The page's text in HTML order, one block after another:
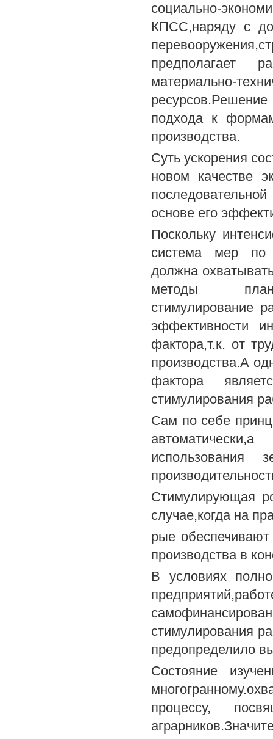
социально-
КПСС,наряду с
предполагает
материально-
ресурсов.Решение
подхода к
производства.
Суть ускорения
новом качестве
основе его
Поскольку
система мер по
должна
методы
стимулирование
эффективности
фактора,т.к. от
производства.А
фактора
стимулирования
Сам по себе
использования
Стимулирующая
случае,когда на
рые обеспечивают
производства в
В условиях
стимулирования
предопределило
Состояние
процессу,